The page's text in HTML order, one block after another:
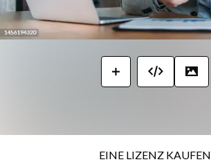
EINE LIZENZ KAUFEN